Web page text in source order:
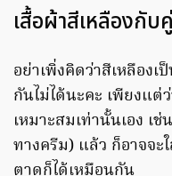
เสื้อผ้าสีเหลืองกับ
อย่าเพิ่งคิดว่าสีเหลือง
กันไม่ได้นะคะ เพียงแต่
เหมาะสมเท่านั้นเอง เ
ทางครีม) แล้ว ก็อาจจะ